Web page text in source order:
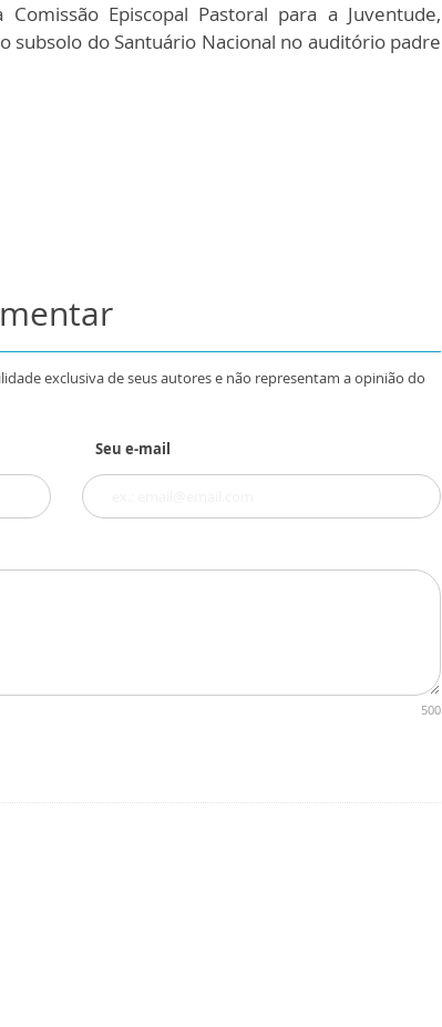
Episcopal Pastoral para a Juventude,
subsolo do Santuário Nacional no auditório padre
exclusiva de seus autores e não representam a opinião do
Seu e-mail
500